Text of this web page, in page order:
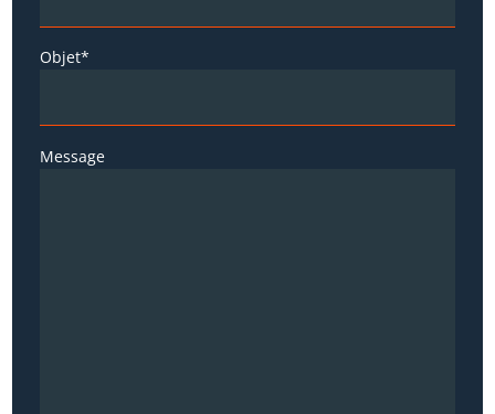
Objet*
Message